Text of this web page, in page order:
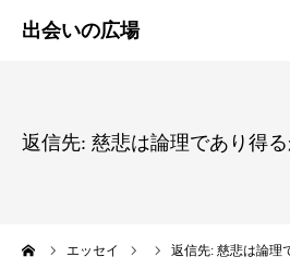
返信先: 慈悲は論理であり得
エッセイ 返信先: 慈悲は論理
新着情報